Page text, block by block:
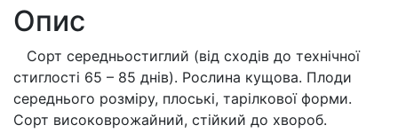
(вага
2г.)
кількість
Опис
Сорт середньостиглий (від сходів до технічної
стиглості 65 – 85 днів). Рослина кущова. Плоди
середнього розміру, плоські, тарілкової форми.
Сорт високоврожайний, стійкий до хвороб.